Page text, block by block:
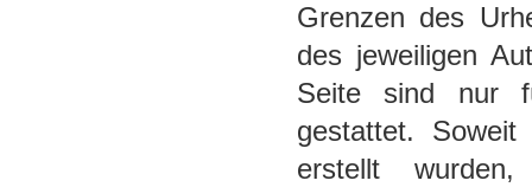
Grenzen des
des jeweiligen
Seite sind nur
gestattet.
erstellt